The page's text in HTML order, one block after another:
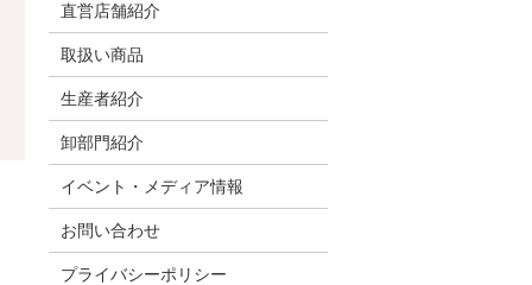
直営店舗紹介
取扱い商品
生産者紹介
卸部門紹介
イベント・メディア情報
お問い合わせ
プライバシーポリシー